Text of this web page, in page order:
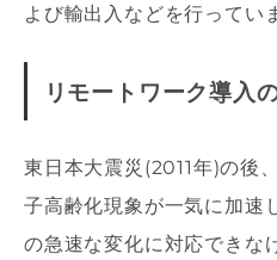
よび輸出入などを行ってい
リモートワーク導入
東日本大震災(2011年)の後
子高齢化現象が一気に加速
の急速な変化に対応できな